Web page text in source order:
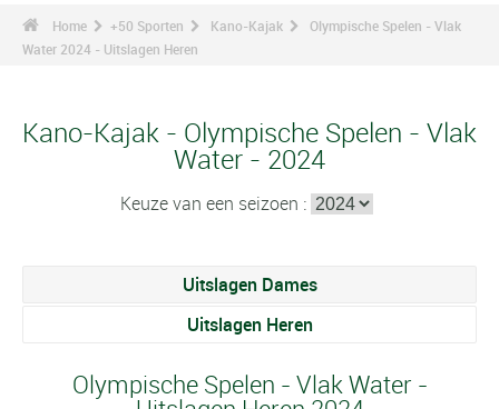
Home +50 Sporten Kano-Kajak
Olympische Spelen - Vlak
Water 2024 - Uitslagen Heren
Kano-Kajak - Olympische Spelen - Vlak
Water - 2024
Keuze van een seizoen :
Uitslagen Dames
Uitslagen Heren
Olympische Spelen - Vlak Water -